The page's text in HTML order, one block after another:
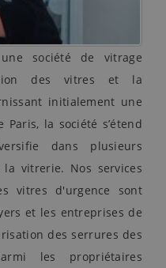
société de vitrage
des vitres et la
initialement une
la société s’étend
dans plusieurs
vitrerie. Nos services
vitres d'urgence sont
et les entreprises de
des serrures des
les propriétaires